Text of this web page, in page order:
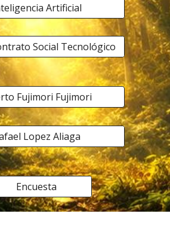
Artificial
Social Tecnológico
Fujimori Fujimori
Lopez Aliaga
Encuesta